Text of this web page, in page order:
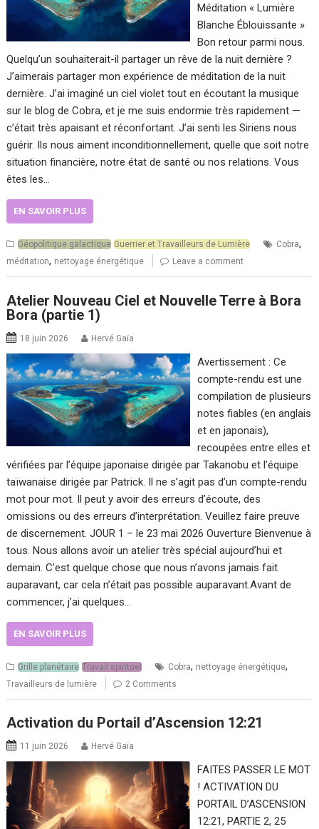
Méditation « Lumière
Blanche Éblouissante »
Bon retour parmi nous.
Quelqu’un souhaiterait-il partager un rêve de la nuit dernière ?
J’aimerais partager mon expérience de méditation de la nuit
dernière. J’ai imaginé un ciel violet tout en écoutant la musique
sur le blog de Cobra, et je me suis endormie très rapidement —
c’était très apaisant et réconfortant. J’ai senti les Siriens nous
guérir. Ils nous aiment inconditionnellement, quelle que soit notre
situation financière, notre état de santé ou nos relations. Vous
êtes les…
EN SAVOIR PLUS
Géopolitique galactique Guerrier et Travailleurs de Lumière Cobra,
méditation, nettoyage énergétique Leave a comment
Atelier Nouveau Ciel et Nouvelle Terre à Bora
Bora (partie 1)
18 juin 2026 Hervé Gaïa
Avertissement : Ce
compte-rendu est une
compilation de plusieurs
notes fiables (en anglais
et en japonais),
recoupées entre elles et
vérifiées par l’équipe japonaise dirigée par Takanobu et l’équipe
taïwanaise dirigée par Patrick. Il ne s’agit pas d’un compte-rendu
mot pour mot. Il peut y avoir des erreurs d’écoute, des
omissions ou des erreurs d’interprétation. Veuillez faire preuve
de discernement. JOUR 1 – le 23 mai 2026 Ouverture Bienvenue à
tous. Nous allons avoir un atelier très spécial aujourd’hui et
demain. C’est quelque chose que nous n’avons jamais fait
auparavant, car cela n’était pas possible auparavant.Avant de
commencer, j’ai quelques…
EN SAVOIR PLUS
Grille planétaire Travail spirituel Cobra, nettoyage énergétique,
Travailleurs de lumière 2 Comments
Activation du Portail d’Ascension 12:21
11 juin 2026 Hervé Gaïa
FAITES PASSER LE MOT
! ACTIVATION DU
PORTAIL D’ASCENSION
12:21, PARTIE 2, 25